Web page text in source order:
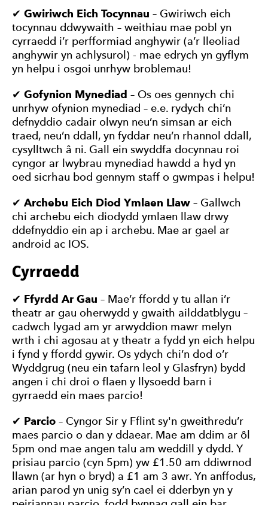
✔ Gwiriwch Eich Tocynnau – Gwiriwch eich
tocynnau ddwywaith – weithiau mae pobl yn
cyrraedd i’r perfformiad anghywir (a’r lleoliad
anghywir yn achlysurol) - mae edrych yn gyflym
yn helpu i osgoi unrhyw broblemau!
✔ Gofynion Mynediad – Os oes gennych chi
unrhyw ofynion mynediad – e.e. rydych chi’n
defnyddio cadair olwyn neu’n simsan ar eich
traed, neu’n ddall, yn fyddar neu’n rhannol ddall,
cysylltwch â ni. Gall ein swyddfa docynnau roi
cyngor ar lwybrau mynediad hawdd a hyd yn
oed sicrhau bod gennym staff o gwmpas i helpu!
✔ Archebu Eich Diod Ymlaen Llaw – Gallwch
chi archebu eich diodydd ymlaen llaw drwy
ddefnyddio ein ap i archebu. Mae ar gael ar
android ac IOS.
Cyrraedd
✔ Ffyrdd Ar Gau – Mae’r ffordd y tu allan i’r
theatr ar gau oherwydd y gwaith ailddatblygu –
cadwch lygad am yr arwyddion mawr melyn
wrth i chi agosau at y theatr a fydd yn eich helpu
i fynd y ffordd gywir. Os ydych chi’n dod o’r
Wyddgrug (neu ein tafarn leol y Glasfryn) bydd
angen i chi droi o flaen y llysoedd barn i
gyrraedd ein maes parcio!
✔ Parcio – Cyngor Sir y Fflint sy'n gweithredu’r
maes parcio o dan y ddaear. Mae am ddim ar ôl
5pm ond mae angen talu am weddill y dydd. Y
prisiau parcio (cyn 5pm) yw £1.50 am ddiwrnod
llawn (ar hyn o bryd) a £1 am 3 awr. Yn anffodus,
arian parod yn unig sy’n cael ei dderbyn yn y